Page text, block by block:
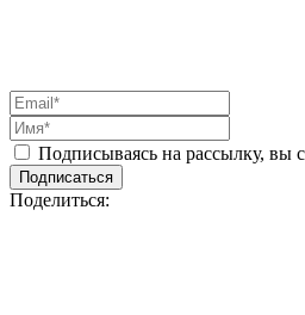
Подписываясь на рассылку, вы
Подписаться
Поделиться: